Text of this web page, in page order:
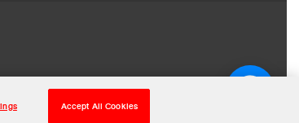
Accept All Cookies